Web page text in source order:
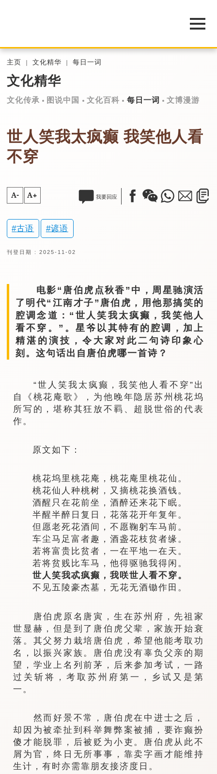
主页 文化精华 每日一词
文化精华
文化传承 图说中国 文化百科 每日一词 文博漫游
世人笑我太疯癫 我笑他人看
不穿
A- A+ 我要回应
古语 谚语
刊登日期 : 2025-11-02
电影“唐伯虎点秋香”中，周星驰演活
了明代“江南才子”唐伯虎，用他那搞笑的
腔调念道：“世人笑我太疯癫，我笑他人
看不穿。”。星爷以其特有的腔调，加上
精湛的演技，令大家对此二句诗印象心
刻。这句话出自唐伯虎哪一首诗？
“世人笑我太疯癫，我笑他人看不穿”出
自《桃花庵歌》，为他晚年隐居苏州桃花坞
所写的，堪称其狂放不羁、超脱世俗的代表
作。
原文如下：
桃花坞里桃花庵，桃花庵里桃花仙。
桃花仙人种桃树，又摘桃花换酒钱。
酒醒只在花前坐，酒醉还来花下眠。
半醒半醉日复日，花落花开年复年。
但愿老死花酒间，不愿鞠躬车马前。
车尘马足富者趣，酒盏花枝贫者缘。
若将富贵比贫者，一在平地一在天。
若将贫贱比车马，他得驱驰我得闲。
世人笑我忒疯癫，我咲世人看不穿。
不见五陵豪杰墓，无花无酒锄作田。
唐伯虎原名唐寅，生在苏州府，先祖家
世显赫，但是到了唐伯虎父辈，家族开始衰
落。其父努力栽培唐伯虎，希望他能考取功
名，以振兴家族。唐伯虎没有辜负父亲的期
望，学业上名列前茅，后来参加考试，一路
过关斩将，考取苏州府第一，乡试又是第
一。
然而好景不常，唐伯虎在中进士之后，
却因为被牵扯到科举舞弊案被捕，要诈癫扮
傻才能脱罪，后被贬为小吏。唐伯虎从此不
屑为官，终日无所事事，靠卖字画才能维持
生计，有时亦需靠朋友接济度日。